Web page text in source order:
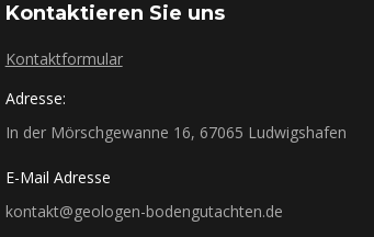
Kontaktieren Sie uns
Kontaktformular
Adresse:
In der Mörschgewanne 16, 67065 Ludwigshafen
E-Mail Adresse
kontakt@geologen-bodengutachten.de